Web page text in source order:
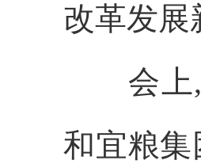
改革发展
会
和宜粮集